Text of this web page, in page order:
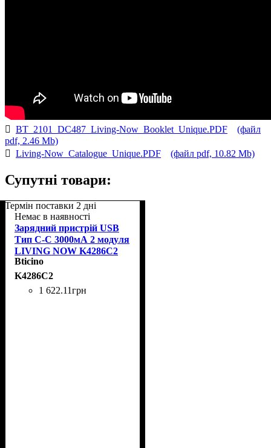
BT_2101_DC487_Living-Now_Booklet_Unique.PDF
(файл
pdf, 2.46 Mb)
Living-Now_Catalogue_Unique.PDF
(файл pdf, 10.82 Mb)
Супутні товари:
Термін поставки 2 дні
Немає в наявності
Зарядний пристрій USB
Тип C-C 3000мА 2 модуля
LIVING NOW K4286C2
Bticino
K4286C2
1 622.11грн